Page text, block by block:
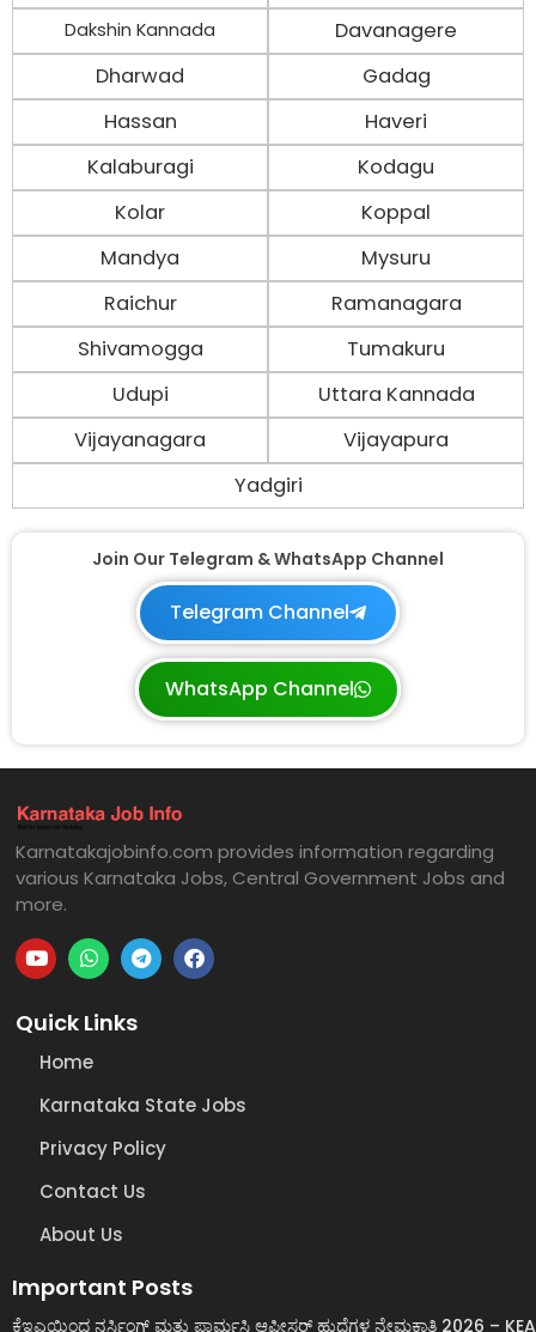
Dakshin Kannada
Davanagere
Dharwad
Gadag
Hassan
Haveri
Kalaburagi
Kodagu
Kolar
Koppal
Mandya
Mysuru
Raichur
Ramanagara
Shivamogga
Tumakuru
Udupi
Uttara Kannada
Vijayanagara
Vijayapura
Yadgiri
Join Our Telegram & WhatsApp Channel
Telegram Channel
WhatsApp Channel
Karnatakajobinfo.com provides information regarding
various Karnataka Jobs, Central Government Jobs and
more.
Quick Links
Home
Karnataka State Jobs
Privacy Policy
Contact Us
About Us
Important Posts
ಕೆಇಎಯಿಂದ ನರ್ಸಿಂಗ್ ಮತ್ತು ಫಾರ್ಮಸಿ ಆಫೀಸರ್ ಹುದ್ದೆಗಳ ನೇಮಕಾತಿ 2026 – KEA